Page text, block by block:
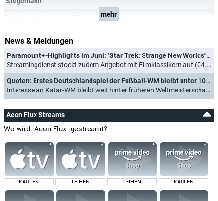
mehr
News & Meldungen
Paramount+-Highlights im Juni: "Star Trek: Strange New Worlds", "Kohlrabenschwarz" und "From"
Streamingdienst stockt zudem Angebot mit Filmklassikern auf (04.05.2023)
Quoten: Erstes Deutschlandspiel der Fußball-WM bleibt unter 10 Millionen
Interesse an Katar-WM bleibt weit hinter früheren Weltmeisterschaften zurück (24.11.2022)
Aeon Flux Streams
Wo wird "Aeon Flux" gestreamt?
KAUFEN LEIHEN LEIHEN KAUFEN